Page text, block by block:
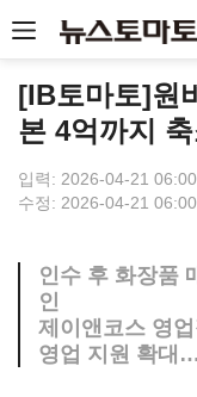
[IB토마토]원
본 4억까지
입력: 2026-04-21
수정: 2026-04-21
인수 후 화장품
인
제이앤코스 영
영업 지원 확대